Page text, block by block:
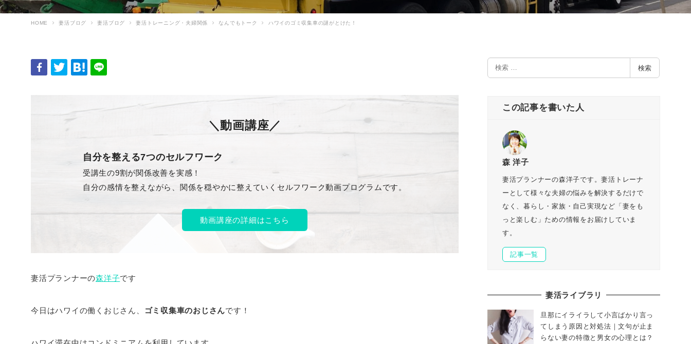
HOME 妻活ブログ 妻活ブログ 妻活トレーニング・夫婦関係 なんでもトーク ハワイのゴミ収集車の謎がとけた！
＼動画講座／
自分を整える7つのセルフワーク
受講生の9割が関係改善を実感！
自分の感情を整えながら、関係を穏やかに整えていくセルフワーク動画プログラムです。
動画講座の詳細はこちら
妻活プランナーの森洋子です
今日はハワイの働くおじさん、 ゴミ収集車のおじさんです！
索
検索
この記事を書いた人
森 洋子
妻活プランナーの森洋子です。妻活トレーナ
ーとして様々な夫婦の悩みを解決するだけで
なく、暮らし・家族・自己実現など「妻をも
っと楽しむ」ための情報をお届けしていま
す。
記事一覧
妻活ライブラリ
旦那にイライラして小言ばかり言っ
てしまう原因と対処法｜文句が止ま
らない妻の特徴と男女の心理とは？